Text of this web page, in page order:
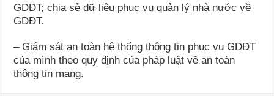
GDĐT; chia sẻ dữ liệu phục vụ quản lý nhà nước về
GDĐT.
– Giám sát an toàn hệ thống thông tin phục vụ GDĐT
của mình theo quy định của pháp luật về an toàn
thông tin mạng.